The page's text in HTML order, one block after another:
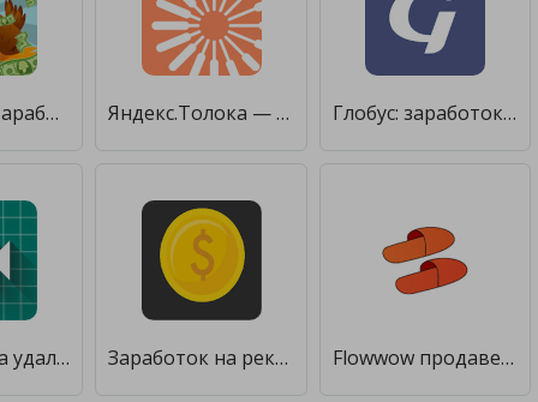
Птицевод: Заработок денег [Unlocked] Яндекс.Толока — мобильный заработок [Без рекламы] Глобус: заработок без вложений [Полная версия]
Айпи Камера удаленный просмотр [Unlocked] Заработок на рекламе [Unlocked] Flowwow продавец: заказы без вложений [Без рекламы]